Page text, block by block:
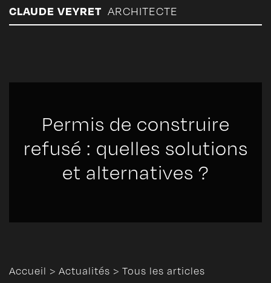
CLAUDE VEYRET ARCHITECTE
Permis de construire
refusé : quelles solutions
et alternatives ?
Accueil > Actualités > Tous les articles
Panneau de gestion des cookies